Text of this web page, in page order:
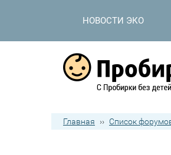
НОВОСТИ ЭКО
Главная ›› Список